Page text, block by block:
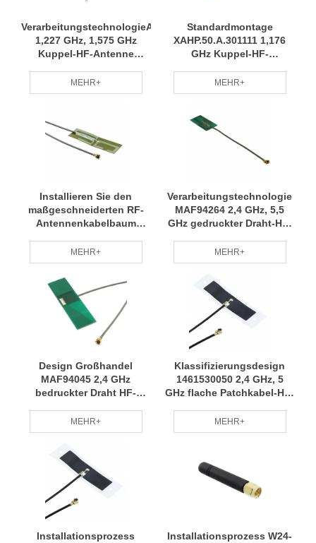
VerarbeitungstechnologieA.80.A.101111
1,227 GHz, 1,575 GHz
Kuppel-HF-Antenne
Modelle Weit verbreiteter
RCD
MEHR+
Standardmontage
XAHP.50.A.301111 1,176
GHz Kuppel-HF-
Stabile Leistung Schnelle
Lieferung RCD
MEHR+
Installieren Sie den
maßgeschneiderten RF-
Antennenkabelbaum
professionellen Team.
Regelmäßige Wartung des
FI-Schutzschalters
MEHR+
Verarbeitungstechnologie
MAF94264 2,4 GHz, 5,5
GHz gedruckter Draht-HF-
ein weit verbreiteter und
umweltfreundlicher RCD
MEHR+
Design Großhandel
MAF94045 2,4 GHz
bedruckter Draht HF-
grüner Umweltschutz,
Energieeinsparung und
RCD
MEHR+
Klassifizierungsdesign
1461530050 2,4 GHz, 5
GHz flache Patchkabel-HF-
Kabelbaummaterial,
stabile RCD-Leistung
MEHR+
Installationsprozess
Installationsprozess W24-